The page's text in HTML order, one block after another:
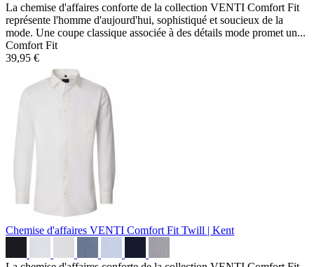
La chemise d'affaires conforte de la collection VENTI Comfort Fit
représente l'homme d'aujourd'hui, sophistiqué et soucieux de la
mode. Une coupe classique associée à des détails mode promet un...
Comfort Fit
39,95 €
Chemise d'affaires VENTI Comfort Fit Twill | Kent